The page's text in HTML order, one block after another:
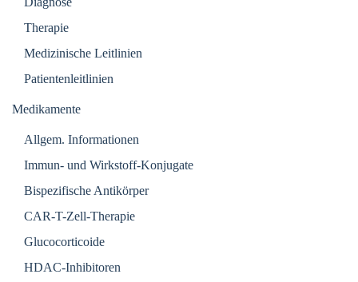
Therapie
Medizinische Leitlinien
Patientenleitlinien
Medikamente
Allgem. Informationen
Immun- und Wirkstoff-Konjugate
Bispezifische Antikörper
CAR-T-Zell-Therapie
Glucocorticoide
HDAC-Inhibitoren